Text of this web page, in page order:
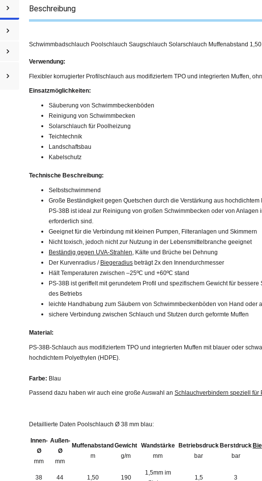
Beschreibung
Schwimmbadschlauch Poolschlauch Saugschlauch Solarschlauch Muffenabstand 1,50
Verwendung:
Flexibler korrugierter Profilschlauch aus modifiziertem TPO und integrierten Muffen,
Einsatzmöglichkeiten:
Säuberung von Schwimmbeckenböden
Reinigung von Schwimmbecken
Solarschlauch für Poolheizung
Teichtechnik
Landschaftsbau
Kabelschutz
Technische Beschreibung:
Selbstschwimmend
Große Beständigkeit gegen Quetschen durch die Verstärkung aus
PS-38B ist ideal zur Reinigung von großen Schwimmbecken oder von Anlagen
erforderlich sind.
Geeignet für die Verbindung mit kleinen Pumpen, Filteranlagen und Skimmern
Nicht toxisch, jedoch nicht zur Nutzung in der Lebensmittelbranche geeignet
Beständig gegen UVA-Strahlen, Kälte und Brüche bei Dehnung
Der Kurvenradius / Biegeradius beträgt 2x den Innendurchmesser
Hält Temperaturen zwischen –25ºC und +60ºC stand
PS-38B ist geriffelt mit gerundetem Profil und spezifischem Gewicht für
des Betriebs
leichte Handhabung zum Säubern von Schwimmbeckenböden von Hand oder
sichere Verbindung zwischen Schlauch und Stutzen durch geformte Muffen
Material:
PS-38B-Schlauch aus modifiziertem TPO und integrierten Muffen mit blauer oder
hochdichtem Polyethylen (HDPE).
Farbe: Blau
Passend dazu haben wir auch eine große Auswahl an Schlauchverbindern speziell für
Detaillierte Daten Poolschlauch Ø 38 mm blau:
Innen-
Ø
mm
Außen-
Ø
mm
Muffenabstand
m
Gewicht
g/m
Wandstärke
mm
Betriebsdruck
bar
Berstdruck
bar
38 44 1,50 190
1,5mm im
1,5 3